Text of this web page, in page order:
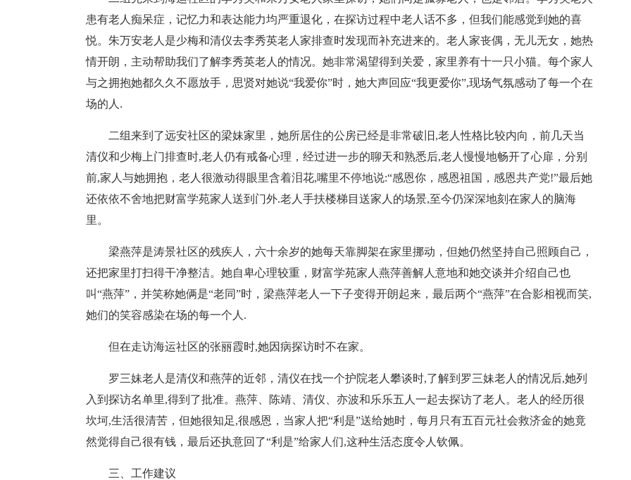
患有老人痴呆症，记忆力和表达能力均严重退化，在探访过程中老人话不多，但我们能感觉到她的喜
悦。朱万安老人是少梅和清仪去李秀英老人家排查时发现而补充进来的。老人家丧偶，无儿无女，她热
情开朗，主动帮助我们了解李秀英老人的情况。她非常渴望得到关爱，家里养有十一只小猫。每个家人
与之拥抱她都久久不愿放手，思贤对她说“我爱你”时，她大声回应“我更爱你”,现场气氛感动了每一个在
场的人.
二组来到了远安社区的梁妹家里，她所居住的公房已经是非常破旧,老人性格比较内向，前几天当
清仪和少梅上门排查时,老人仍有戒备心理，经过进一步的聊天和熟悉后,老人慢慢地畅开了心扉，分别
前,家人与她拥抱，老人很激动得眼里含着泪花,嘴里不停地说:“感恩你，感恩祖国，感恩共产党!”最后她
还依依不舍地把财富学苑家人送到门外.老人手扶楼梯目送家人的场景,至今仍深深地刻在家人的脑海
里。
梁燕萍是涛景社区的残疾人，六十余岁的她每天靠脚架在家里挪动，但她仍然坚持自己照顾自己，
还把家里打扫得干净整洁。她自卑心理较重，财富学苑家人燕萍善解人意地和她交谈并介绍自己也
叫“燕萍”，并笑称她俩是“老同”时，梁燕萍老人一下子变得开朗起来，最后两个“燕萍”在合影相视而笑,
她们的笑容感染在场的每一个人.
但在走访海运社区的张丽霞时,她因病探访时不在家。
罗三妹老人是清仪和燕萍的近邻，清仪在找一个护院老人攀谈时,了解到罗三妹老人的情况后,她列
入到探访名单里,得到了批准。燕萍、陈靖、清仪、亦波和乐乐五人一起去探访了老人。老人的经历很
坎坷,生活很清苦，但她很知足,很感恩，当家人把“利是”送给她时，每月只有五百元社会救济金的她竟
然觉得自己很有钱，最后还执意回了“利是”给家人们,这种生活态度令人钦佩。
三、工作建议